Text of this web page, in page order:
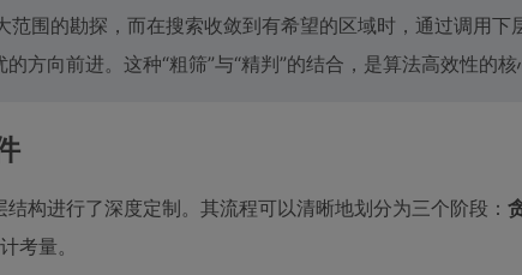
范围的勘探，而在搜索收敛到有希望的区域时，通过调用下
方向前进。这种“粗筛”与“精判”的结合，是算法高效性的核
构进行了深度定制。其流程可以清晰地划分为三个阶段：
考量。